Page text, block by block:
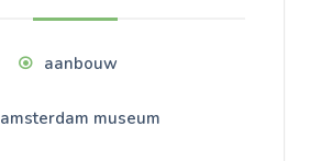
aanbouw
amsterdam museum